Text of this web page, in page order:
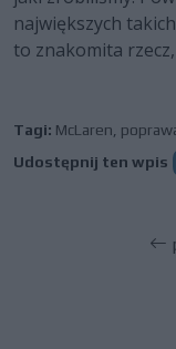
największych
to znakomita
Tagi: McLaren
Udostępnij ten wpis